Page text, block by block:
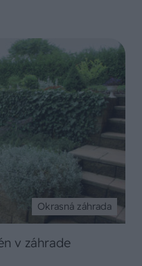
Okrasná záhrada
v záhrade